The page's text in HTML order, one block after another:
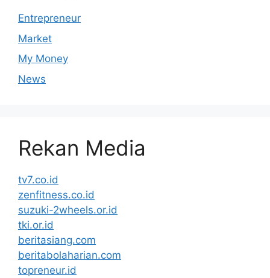
Entrepreneur
Market
My Money
News
Rekan Media
tv7.co.id
zenfitness.co.id
suzuki-2wheels.or.id
tki.or.id
beritasiang.com
beritabolaharian.com
topreneur.id